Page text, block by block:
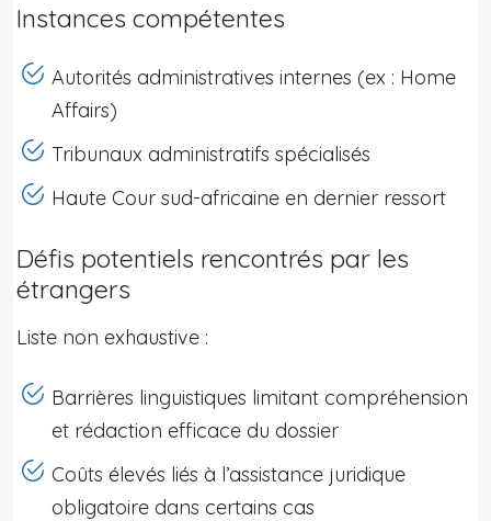
Instances compétentes
Autorités administratives internes (ex : Home
Affairs)
Tribunaux administratifs spécialisés
Haute Cour sud-africaine en dernier ressort
Défis potentiels rencontrés par les
étrangers
Liste non exhaustive :
Barrières linguistiques limitant compréhension
et rédaction efficace du dossier
Coûts élevés liés à l’assistance juridique
obligatoire dans certains cas